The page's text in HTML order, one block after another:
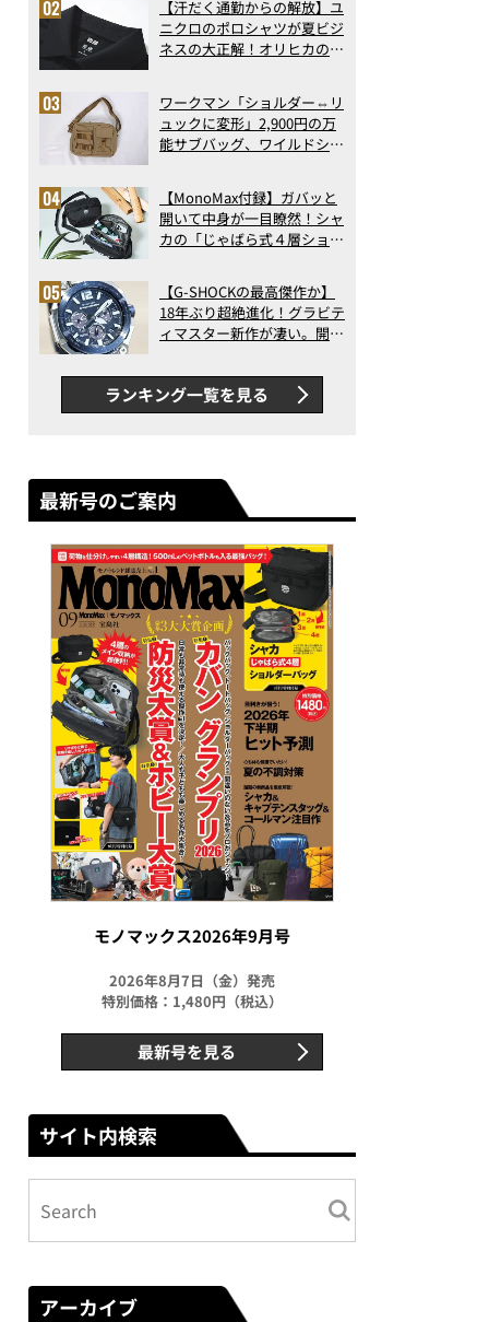
ト3】（2026年6月版）
【汗だく通勤からの解放】ユ
ニクロのポロシャツが夏ビジ
ネスの大正解！オリヒカの透
アの実力
ワークマン「ショルダー⇔リ
ュックに変形」2,900円の万
能サブバッグ、ワイルドシン
記事ランキングベスト3】
（2026年6月版）
【MonoMax付録】ガバッと
開いて中身が一目瞭然！シャ
カの「じゃばら式４層ショル
った！
【G-SHOCKの最高傑作か】
18年ぶり超絶進化！グラビテ
ィマスター新作が凄い。開発
新ムーブメントの衝撃
ランキング一覧を見る
最新号のご案内
モノマックス2026年9月号
2026年8月7日（金）発売
特別価格：1,480円（税込）
最新号を見る
サイト内検索
アーカイブ